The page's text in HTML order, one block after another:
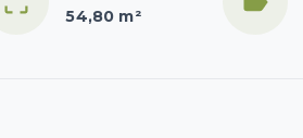
54,80 m²